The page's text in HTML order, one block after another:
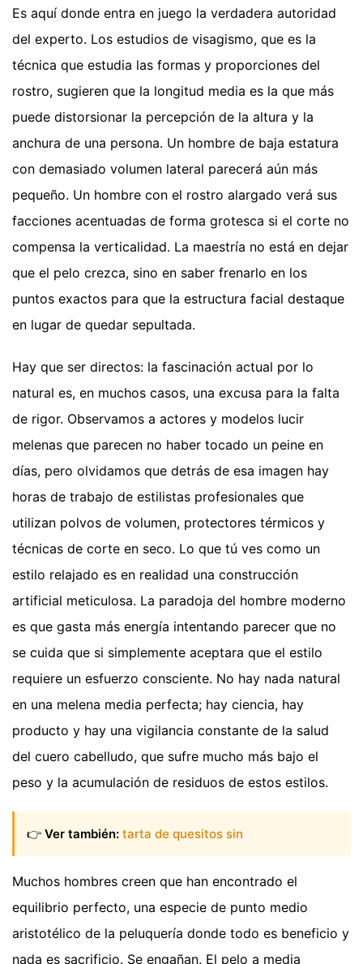
Es aquí donde entra en juego la verdadera autoridad
del experto. Los estudios de visagismo, que es la
técnica que estudia las formas y proporciones del
rostro, sugieren que la longitud media es la que más
puede distorsionar la percepción de la altura y la
anchura de una persona. Un hombre de baja estatura
con demasiado volumen lateral parecerá aún más
pequeño. Un hombre con el rostro alargado verá sus
facciones acentuadas de forma grotesca si el corte no
compensa la verticalidad. La maestría no está en dejar
que el pelo crezca, sino en saber frenarlo en los
puntos exactos para que la estructura facial destaque
en lugar de quedar sepultada.
Hay que ser directos: la fascinación actual por lo
natural es, en muchos casos, una excusa para la falta
de rigor. Observamos a actores y modelos lucir
melenas que parecen no haber tocado un peine en
días, pero olvidamos que detrás de esa imagen hay
horas de trabajo de estilistas profesionales que
utilizan polvos de volumen, protectores térmicos y
técnicas de corte en seco. Lo que tú ves como un
estilo relajado es en realidad una construcción
artificial meticulosa. La paradoja del hombre moderno
es que gasta más energía intentando parecer que no
se cuida que si simplemente aceptara que el estilo
requiere un esfuerzo consciente. No hay nada natural
en una melena media perfecta; hay ciencia, hay
producto y hay una vigilancia constante de la salud
del cuero cabelludo, que sufre mucho más bajo el
peso y la acumulación de residuos de estos estilos.
👉 Ver también: tarta de quesitos sin
Muchos hombres creen que han encontrado el
equilibrio perfecto, una especie de punto medio
aristotélico de la peluquería donde todo es beneficio y
nada es sacrificio. Se engañan. El pelo a media